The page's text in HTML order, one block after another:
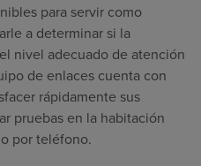
para servir como
a determinar si la
nivel adecuado de atención
de enlaces cuenta con
rápidamente sus
pruebas en la habitación
por teléfono.